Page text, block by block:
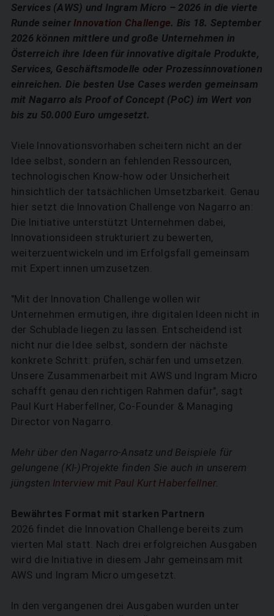
Services (AWS) und Ingram Micro – 2026 in die vierte
Runde seiner Innovation Challenge. Bis 18. September
2026 können mittlere und große Unternehmen in
Österreich ihre Ideen für innovative digitale Produkte,
Services, Geschäftsmodelle oder Prozessinnovationen
einreichen. Die besten Use Cases werden gemeinsam
mit Nagarro als Proof of Concept (PoC) im Wert von
bis zu 50.000 Euro umgesetzt.
Viele Innovationsvorhaben scheitern nicht an der
Idee selbst, sondern an fehlenden Ressourcen,
technologischen Know-how oder Unsicherheit
hinsichtlich der tatsächlichen Umsetzbarkeit. Genau
hier setzt die Innovation Challenge von Nagarro an:
Die Initiative unterstützt Unternehmen dabei,
Innovationsideen strukturiert zu bewerten,
weiterzuentwickeln und im Erfolgsfall gemeinsam
mit Expert:innen umzusetzen.
"Mit der Innovation Challenge wollen wir
Unternehmen ermutigen, ihre digitalen Ideen nicht in
der Schublade liegen zu lassen. Entscheidend ist
nicht nur die Idee selbst, sondern der nächste
konkrete Schritt: prüfen, schärfen und umsetzen.
Unsere Zusammenarbeit mit AWS und Ingram Micro
schafft genau den richtigen Rahmen dafür", sagt
Paul Kurt Haberfellner, Co-Founder & Managing
Director von Nagarro.
Mehr über den Nagarro-Ansatz und Beispiele für
gelungene (KI-)Projekte finden Sie auch in unserem
jüngsten Interview mit Paul Kurt Haberfellner.
Bewährtes Format mit starken Partnern
2026 findet die Innovation Challenge bereits zum
vierten Mal statt. Nach drei erfolgreichen Ausgaben
wird die Initiative in diesem Jahr gemeinsam mit
AWS und Ingram Micro umgesetzt.
In den vergangenen drei Ausgaben wurden unter